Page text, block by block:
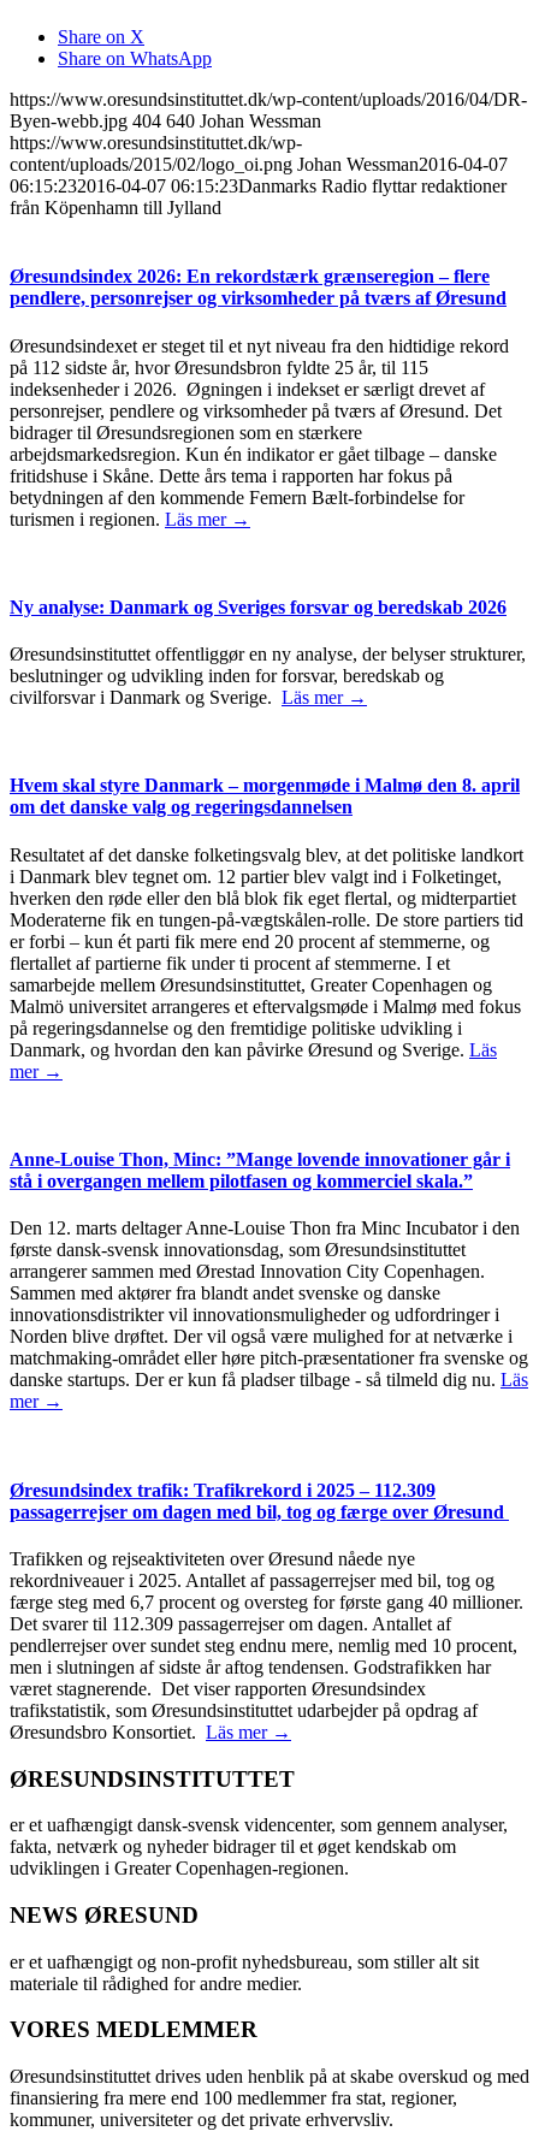
Share on X
Share on WhatsApp
https://www.oresundsinstituttet.dk/wp-content/uploads/2016/04/DR-
Byen-webb.jpg 404 640 Johan Wessman
https://www.oresundsinstituttet.dk/wp-
content/uploads/2015/02/logo_oi.png Johan Wessman2016-04-07
06:15:232016-04-07 06:15:23Danmarks Radio flyttar redaktioner
från Köpenhamn till Jylland
Øresundsindex 2026: En rekordstærk grænseregion – flere
pendlere, personrejser og virksomheder på tværs af Øresund
Øresundsindexet er steget til et nyt niveau fra den hidtidige rekord
på 112 sidste år, hvor Øresundsbron fyldte 25 år, til 115
indeksenheder i 2026. Øgningen i indekset er særligt drevet af
personrejser, pendlere og virksomheder på tværs af Øresund. Det
bidrager til Øresundsregionen som en stærkere
arbejdsmarkedsregion. Kun én indikator er gået tilbage – danske
fritidshuse i Skåne. Dette års tema i rapporten har fokus på
betydningen af den kommende Femern Bælt-forbindelse for
turismen i regionen. Läs mer →
Ny analyse: Danmark og Sveriges forsvar og beredskab 2026
Øresundsinstituttet offentliggør en ny analyse, der belyser strukturer,
beslutninger og udvikling inden for forsvar, beredskab og
civilforsvar i Danmark og Sverige. Läs mer →
Hvem skal styre Danmark – morgenmøde i Malmø den 8. april
om det danske valg og regeringsdannelsen
Resultatet af det danske folketingsvalg blev, at det politiske landkort
i Danmark blev tegnet om. 12 partier blev valgt ind i Folketinget,
hverken den røde eller den blå blok fik eget flertal, og midterpartiet
Moderaterne fik en tungen-på-vægtskålen-rolle. De store partiers tid
er forbi – kun ét parti fik mere end 20 procent af stemmerne, og
flertallet af partierne fik under ti procent af stemmerne. I et
samarbejde mellem Øresundsinstituttet, Greater Copenhagen og
Malmö universitet arrangeres et eftervalgsmøde i Malmø med fokus
på regeringsdannelse og den fremtidige politiske udvikling i
Danmark, og hvordan den kan påvirke Øresund og Sverige. Läs
mer →
Anne-Louise Thon, Minc: ”Mange lovende innovationer går i
stå i overgangen mellem pilotfasen og kommerciel skala.”
Den 12. marts deltager Anne-Louise Thon fra Minc Incubator i den
første dansk-svensk innovationsdag, som Øresundsinstituttet
arrangerer sammen med Ørestad Innovation City Copenhagen.
Sammen med aktører fra blandt andet svenske og danske
innovationsdistrikter vil innovationsmuligheder og udfordringer i
Norden blive drøftet. Der vil også være mulighed for at netværke i
matchmaking-området eller høre pitch-præsentationer fra svenske og
danske startups. Der er kun få pladser tilbage - så tilmeld dig nu. Läs
mer →
Øresundsindex trafik: Trafikrekord i 2025 – 112.309
passagerrejser om dagen med bil, tog og færge over Øresund
Trafikken og rejseaktiviteten over Øresund nåede nye
rekordniveauer i 2025. Antallet af passagerrejser med bil, tog og
færge steg med 6,7 procent og oversteg for første gang 40 millioner.
Det svarer til 112.309 passagerrejser om dagen. Antallet af
pendlerrejser over sundet steg endnu mere, nemlig med 10 procent,
men i slutningen af sidste år aftog tendensen. Godstrafikken har
været stagnerende. Det viser rapporten Øresundsindex
trafikstatistik, som Øresundsinstituttet udarbejder på opdrag af
Øresundsbro Konsortiet. Läs mer →
ØRESUNDSINSTITUTTET
er et uafhængigt dansk-svensk videncenter, som gennem analyser,
fakta, netværk og nyheder bidrager til et øget kendskab om
udviklingen i Greater Copenhagen-regionen.
NEWS ØRESUND
er et uafhængigt og non-profit nyhedsbureau, som stiller alt sit
materiale til rådighed for andre medier.
VORES MEDLEMMER
Øresundsinstituttet drives uden henblik på at skabe overskud og med
finansiering fra mere end 100 medlemmer fra stat, regioner,
kommuner, universiteter og det private erhvervsliv.